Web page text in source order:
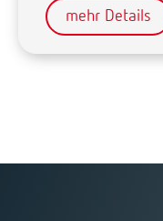
mehr Details